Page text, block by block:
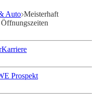
Auto Meisterhaft
Karriere
Prospekt